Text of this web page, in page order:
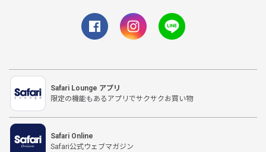
Safari Lounge アプリ
限定の機能もあるアプリでサクサクお買い物
Safari Online
Safari公式ウェブマガジン